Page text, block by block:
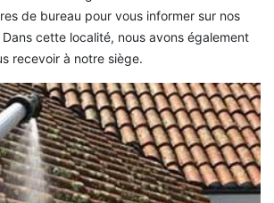
de bureau pour vous informer sur nos
cette localité, nous avons également
recevoir à notre siège.